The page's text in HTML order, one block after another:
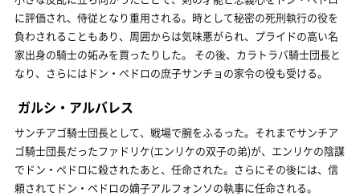
に評価され、侍従となり重用される。時として秘密の死刑執行の役を
負わされることもあり、周囲からは気味悪がられ、プライドの高い名
家出身の騎士の妬みを買ったりした。 その後、カラトラバ騎士団長と
なり、さらにはドン・ペドロの庶子サンチョの家令の役も受ける。
ガルシ・アルバレス
サンチアゴ騎士団長として、戦場で腕をふるった。それまでサンチア
ゴ騎士団長だったファドリケ(エンリケの双子の弟)が、エンリケの陰謀
でドン・ペドロに殺されたあと、任命された。さらにその後には、信
頼されてドン・ペドロの嫡子アルフォンソの執事に任命される。